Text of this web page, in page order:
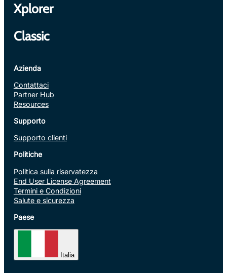
Xplorer
Classic
Azienda
Contattaci
Partner Hub
Resources
Supporto
Supporto clienti
Politiche
Politica sulla riservatezza
End User License Agreement
Termini e Condizioni
Salute e sicurezza
Paese
Italia